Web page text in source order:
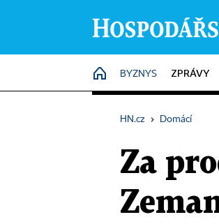
HOME
BYZNYS ZPRÁVY
HN.cz › Domácí
Za